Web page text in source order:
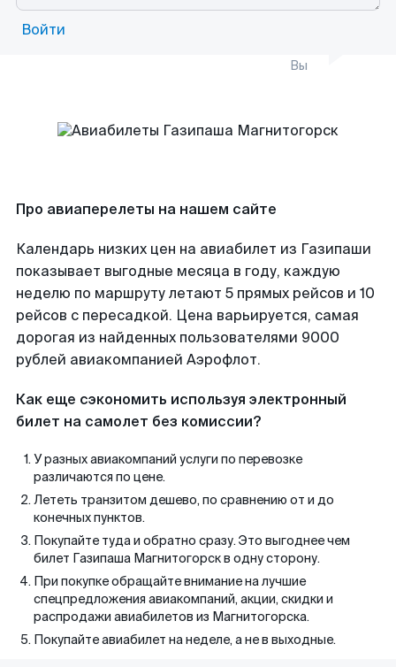
Войти
Вы
Про авиаперелеты на нашем сайте
Календарь низких цен на авиабилет из Газипаши
показывает выгодные месяца в году, каждую
неделю по маршруту летают 5 прямых рейсов и 10
рейсов с пересадкой. Цена варьируется, самая
дорогая из найденных пользователями 9000
рублей авиакомпанией Аэрофлот.
Как еще сэкономить используя электронный
билет на самолет без комиссии?
У разных авиакомпаний услуги по перевозке
различаются по цене.
Лететь транзитом дешево, по сравнению от и до
конечных пунктов.
Покупайте туда и обратно сразу. Это выгоднее чем
билет Газипаша Магнитогорск в одну сторону.
При покупке обращайте внимание на лучшие
спецпредложения авиакомпаний, акции, скидки и
распродажи авиабилетов из Магнитогорска.
Покупайте авиабилет на неделе, а не в выходные.